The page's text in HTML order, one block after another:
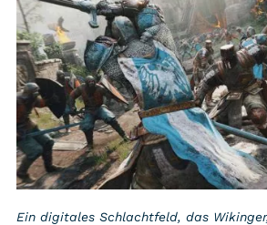
Ein digitales Schlachtfeld, das